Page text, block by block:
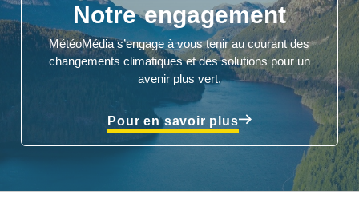
Notre engagement
MétéoMédia s’engage à vous tenir au courant des
changements climatiques et des solutions pour un
avenir plus vert.
Pour en savoir plus